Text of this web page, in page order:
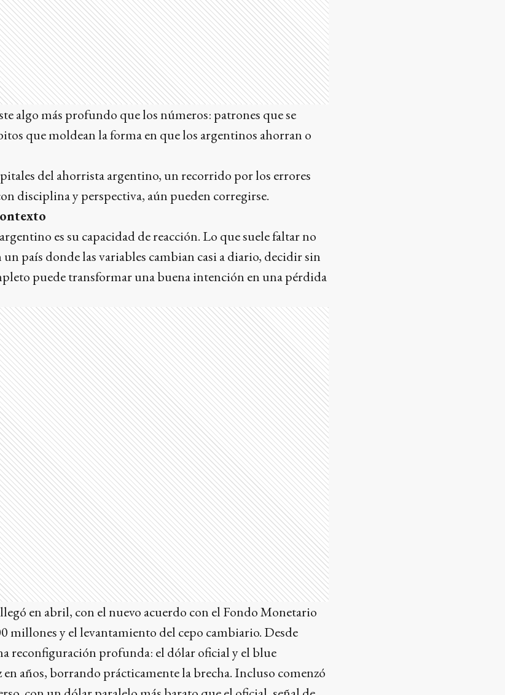
algo más profundo que los números: patrones que se
que moldean la forma en que los argentinos ahorran o
del ahorrista argentino, un recorrido por los errores
disciplina y perspectiva, aún pueden corregirse.
es su capacidad de reacción. Lo que suele faltar no
un país donde las variables cambian casi a diario, decidir sin
puede transformar una buena intención en una pérdida
en abril, con el nuevo acuerdo con el Fondo Monetario
millones y el levantamiento del cepo cambiario. Desde
reconfiguración profunda: el dólar oficial y el blue
años, borrando prácticamente la brecha. Incluso comenzó